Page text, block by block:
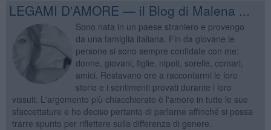
LEGAMI D'AMORE — il Blog di Malena ...
Sono nata in un paese straniero e provengo
da una famiglia italiana. Fin da giovane le
persone si sono sempre confidate con me:
donne, giovani, figlie, nipoti, sorelle, comari,
amici. Restavano ore a raccontarmi le loro
storie e i sentimenti provati durante i loro
vissuti. L'argomento più chiacchierato è l'amore in tutte le sue
sfaccettature e ho deciso pertanto di parlarne affinché si possa
trarre spunto per riflettere sulla differenza di genere.